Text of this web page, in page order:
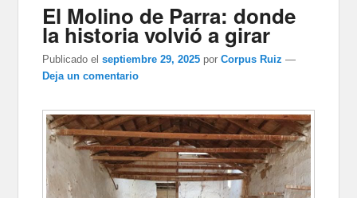
El Molino de Parra: donde
la historia volvió a girar
Publicado el septiembre 29, 2025 porCorpus Ruiz —
Deja un comentario